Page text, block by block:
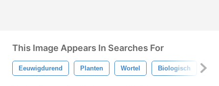
This Image Appears In Searches For
Eeuwigdurend Planten Wortel Biologisch